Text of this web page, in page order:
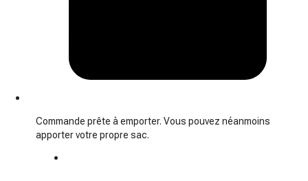
Commande prête à emporter. Vous pouvez néanmoins
apporter votre propre sac.